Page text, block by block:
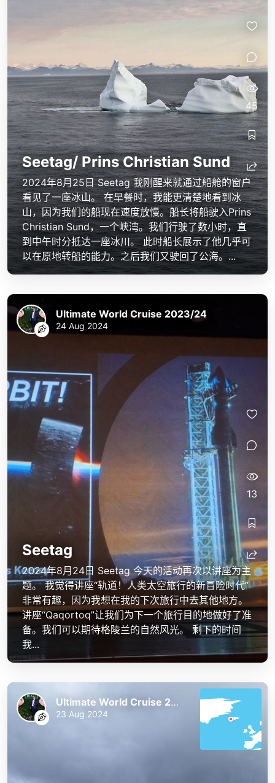
Seetag/ Prins Christian Sund
2024年8月25日 Seetag 我刚醒来就通过船舱的窗户
看见了一座冰山。 在早餐时，我能更清楚地看到冰
山，因为我们的船现在速度放慢。船长将船驶入Prins
Christian Sund，一个峡湾。我们行驶了数小时，直
到中午时分抵达一座冰川。 此时船长展示了他几乎可
以在原地转船的能力。之后我们又驶回了公海。...
45
Seetag
2024年8月24日 Seetag 今天的活动再次以讲座为主
题。 我觉得讲座“轨道！人类太空旅行的新冒险时代”
非常有趣，因为我想在我的下次旅行中去其他地方。
讲座“Qaqortoq”让我们为下一个旅行目的地做好了准
备。我们可以期待格陵兰的自然风光。 剩下的时间
我...
Ultimate World Cruise 2023/24
24 Aug 2024
13
Ultimate World Cruise 2023/24
23 Aug 2024